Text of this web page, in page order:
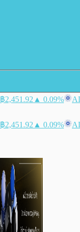
฿2,451.92 ▲ 0.09%
฿2,451.92 ▲ 0.09%